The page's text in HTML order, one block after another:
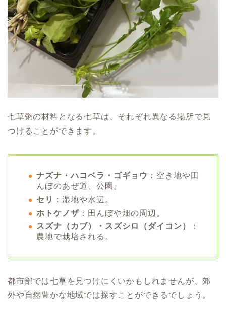
七草粥の材料となる七草は、それぞれ異なる場所で見
つけることができます。
ナズナ・ハコベラ・ゴギョウ ：空き地や田
んぼのあぜ道、公園。
セリ
：湿地や水辺。
ホトケノザ ：田んぼや畑の周辺。
スズナ（カブ）・スズシロ（ダイコン）
：
農地で栽培される。
都市部では七草を見つけにくいかもしれませんが、郊
外や自然豊かな地域では探すことができるでしょう。